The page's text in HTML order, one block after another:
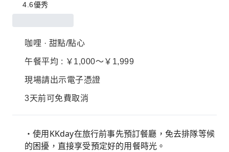
4.6優秀
咖哩 · 甜點/點心
午餐平均 : ￥1,000～￥1,999
現場請出示電子憑證
3天前可免費取消
・使用KKday在旅行前事先預訂餐廳，免去排隊等候
的困擾，直接享受預定好的用餐時光。